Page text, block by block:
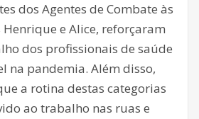
dos Agentes de Combate às
Henrique e Alice, reforçaram
dos profissionais de saúde
na pandemia. Além disso,
a rotina destas categorias
ao trabalho nas ruas e